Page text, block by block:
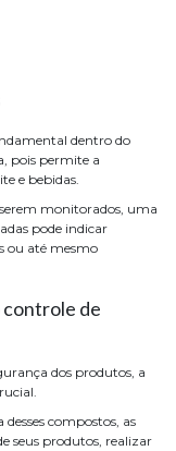
dentro do
pois permite a
e bebidas.
monitorados, uma
pode indicar
ou até mesmo
controle de
dos produtos, a
compostos, as
seus produtos, realizar